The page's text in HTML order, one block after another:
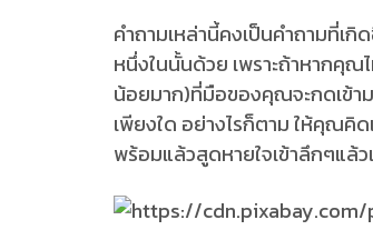
คำถามเหล่านี้คงเป็นคำถามที่เ
หนึ่งในนั้นด้วย เพราะถ้าหากคุณ
น้อยมาก)ที่มือของคุณจะกดเข้า
เพียงใด อย่างไรก็ตาม ให้คุณคิ
พร้อมแล้วสูดหายใจเข้าลึกๆแล้ว